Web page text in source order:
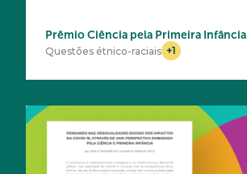
Prêmio Ciência pela Primeira Infância
Questões étnico-raciais +1